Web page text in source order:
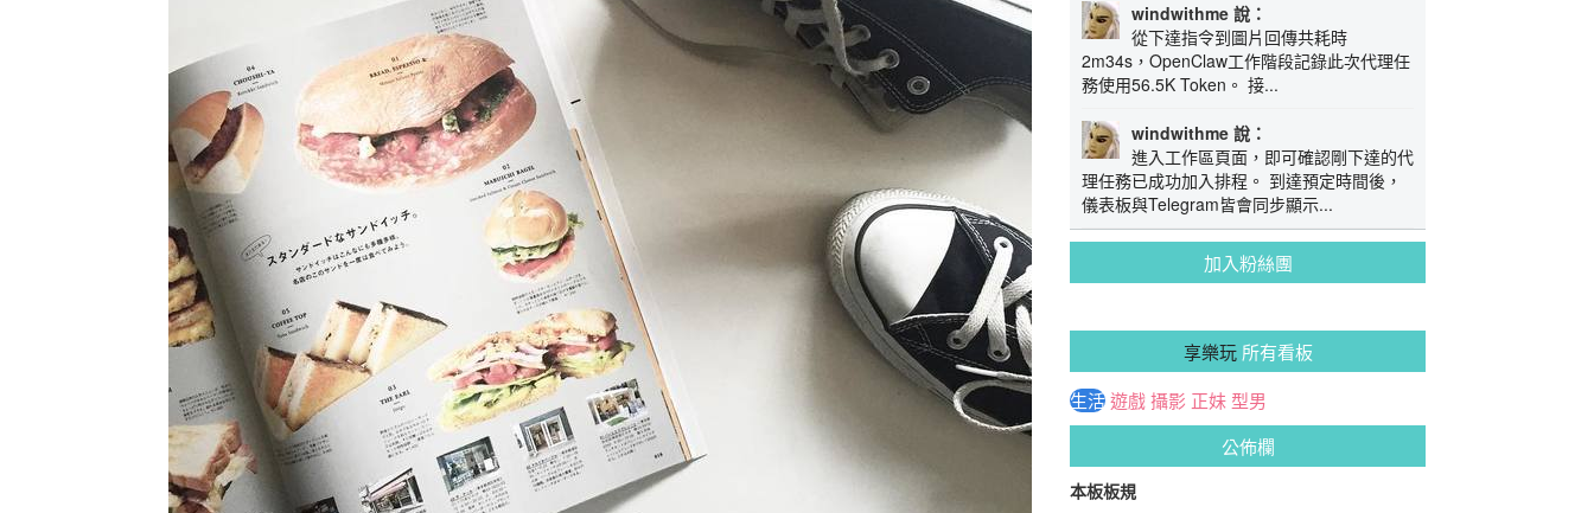
windwithme 說：
從下達指令到圖片回傳共耗時
2m34s，OpenClaw工作階段記錄此次代理任
務使用56.5K Token。 接...
windwithme 說：
進入工作區頁面，即可確認剛下達的代
理任務已成功加入排程。 到達預定時間後，
儀表板與Telegram皆會同步顯示...
加入粉絲團
享樂玩所有看板
生活遊戲攝影 正妹 型男
公佈欄
本板板規